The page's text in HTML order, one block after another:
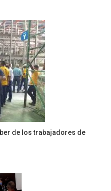
de los trabajadores de